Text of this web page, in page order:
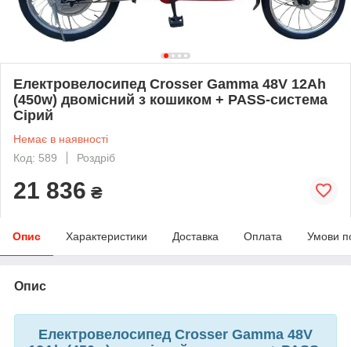
Електровелосипед Crosser Gamma 48V 12Ah
(450w) двомісний з кошиком + PASS-система
Сірий
Немає в наявності
Код: 589
Роздріб
21 836 ₴
Опис Характеристики Доставка Оплата Умови
Опис
Електровелосипед Crosser Gamma 48V